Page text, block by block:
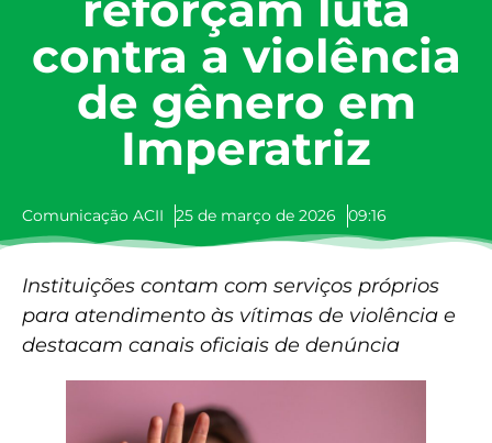
contra a violência
de gênero em
Imperatriz
Comunicação ACII 25 de março de 2026 09:16
Instituições contam com serviços próprios
para atendimento às vítimas de violência e
destacam canais oficiais de denúncia